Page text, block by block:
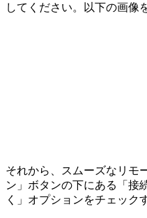
してください。以下の画像
それから、スムーズなリモ
ン」ボタンの下にある「接
く」オプションをチェック